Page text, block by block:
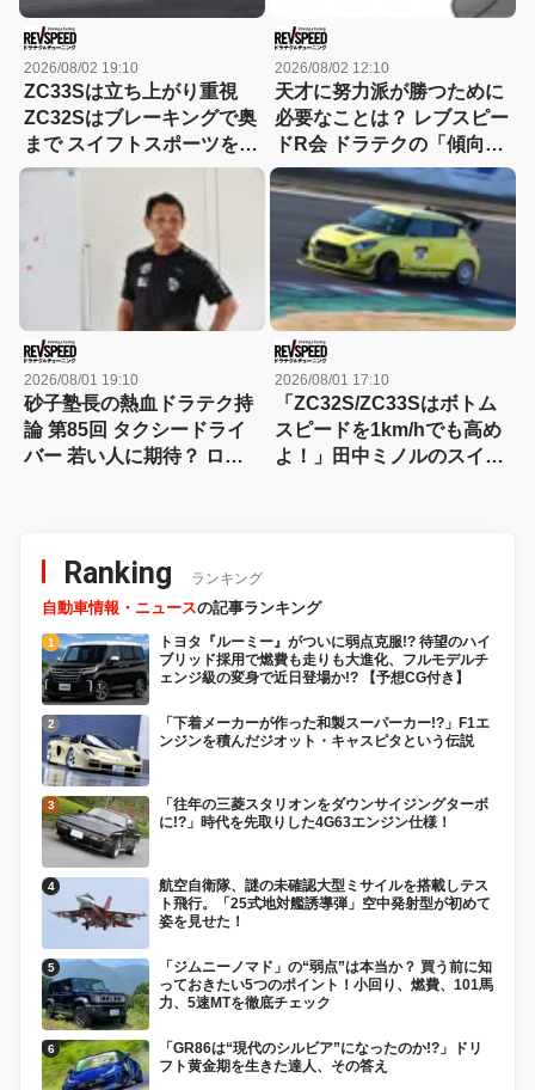
2026/08/02 19:10
ZC33Sは立ち上がり重視
ZC32Sはブレーキングで奥
まで スイフトスポーツを乗
りこなすには!? 蘓武喜和が
2026/08/02 12:10
天才に努力派が勝つために
必要なことは？ レブスピー
ドR会 ドラテクの「傾向と
対策」セレクション
2026/08/01 19:10
砂子塾長の熱血ドラテク持
論 第85回 タクシードライ
バー 若い人に期待？ ロボ
2026/08/01 17:10
「ZC32S/ZC33Sはボトム
スピードを1km/hでも高め
よ！」田中ミノルのスイフ
Ranking ランキング
自動車情報・ニュースの記事ランキング
トヨタ『ルーミー』がついに弱点克服!? 待望のハイ
ブリッド採用で燃費も走りも大進化、フルモデルチ
ェンジ級の変身で近日登場か!? 【予想CG付き】
「下着メーカーが作った和製スーパーカー!?」F1エ
ンジンを積んだジオット・キャスピタという伝説
「往年の三菱スタリオンをダウンサイジングターボ
に!?」時代を先取りした4G63エンジン仕様！
航空自衛隊、謎の未確認大型ミサイルを搭載しテス
ト飛行。「25式地対艦誘導弾」空中発射型が初めて
姿を見せた！
「ジムニーノマド」の“弱点”は本当か？ 買う前に知
っておきたい5つのポイント！小回り、燃費、101馬
力、5速MTを徹底チェック
「GR86は“現代のシルビア”になったのか!?」ドリ
フト黄金期を生きた達人、その答え